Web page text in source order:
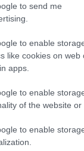
to send me
to enable
like cookies on web
apps.
to enable
of the website or
to enable